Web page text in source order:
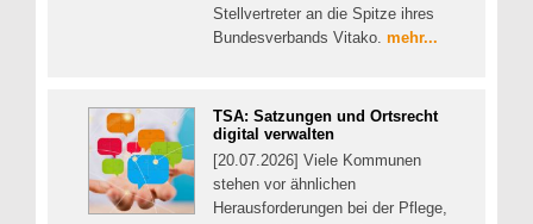
Stellvertreter an die Spitze ihres
Bundesverbands Vitako. mehr...
TSA: Satzungen und Ortsrecht
digital verwalten
[20.07.2026] Viele Kommunen
stehen vor ähnlichen
Herausforderungen bei der Pflege,